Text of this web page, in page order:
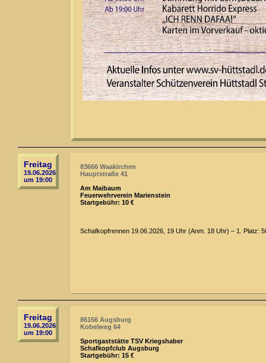
Freitag
19.06.2026
um 19:00
83666 Waakirchen
Hauptstraße 41
Am Maibaum
Feuerwehrverein Marienstein
Startgebühr: 10 €
Schafkopfrennen 19.06.2026, 19 Uhr (Anm. 18 Uhr) – 1. Platz:
Freitag
19.06.2026
um 19:00
86156 Augsburg
Kobelweg 64
Sportgaststätte TSV Kriegshaber
Schafkopfclub Augsburg
Startgebühr: 15 €